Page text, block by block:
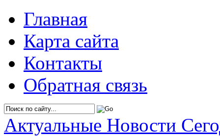
Главная
Карта сайта
Контакты
Обратная связь
Актуальные Новости